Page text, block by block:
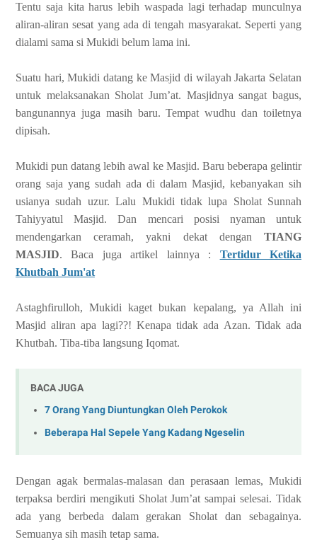
Tentu saja kita harus lebih waspada lagi terhadap munculnya
aliran-aliran sesat yang ada di tengah masyarakat. Seperti yang
dialami sama si Mukidi belum lama ini.
Suatu hari, Mukidi datang ke Masjid di wilayah Jakarta Selatan
untuk melaksanakan Sholat Jum’at. Masjidnya sangat bagus,
bangunannya juga masih baru. Tempat wudhu dan toiletnya
dipisah.
Mukidi pun datang lebih awal ke Masjid. Baru beberapa gelintir
orang saja yang sudah ada di dalam Masjid, kebanyakan sih
usianya sudah uzur. Lalu Mukidi tidak lupa Sholat Sunnah
Tahiyyatul Masjid. Dan mencari posisi nyaman untuk
mendengarkan ceramah, yakni dekat dengan TIANG
MASJID. Baca juga artikel lainnya : Tertidur Ketika
Khutbah Jum'at
Astaghfirulloh, Mukidi kaget bukan kepalang, ya Allah ini
Masjid aliran apa lagi??! Kenapa tidak ada Azan. Tidak ada
Khutbah. Tiba-tiba langsung Iqomat.
BACA JUGA
7 Orang Yang Diuntungkan Oleh Perokok
Beberapa Hal Sepele Yang Kadang Ngeselin
Dengan agak bermalas-malasan dan perasaan lemas, Mukidi
terpaksa berdiri mengikuti Sholat Jum’at sampai selesai. Tidak
ada yang berbeda dalam gerakan Sholat dan sebagainya.
Semuanya sih masih tetap sama.